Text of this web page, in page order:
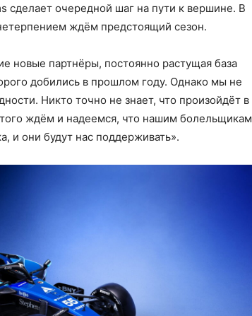
сделает очередной шаг на пути к вершине. В
ждём предстоящий сезон.
новые партнёры, постоянно растущая база
добились в прошлом году. Однако мы не
Никто точно не знает, что произойдёт в
ждём и надеемся, что нашим болельщикам
и они будут нас поддерживать».